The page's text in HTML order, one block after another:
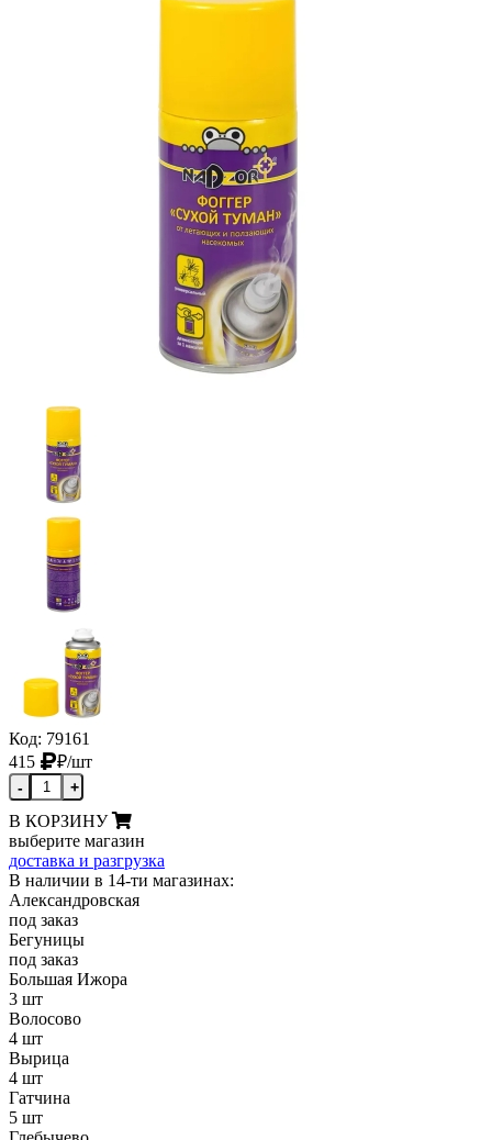
Код: 79161
415
₽/шт
- +
В КОРЗИНУ
выберите магазин
доставка и разгрузка
В наличии в 14-ти магазинах:
Александровская
под заказ
Бегуницы
под заказ
Большая Ижора
3 шт
Волосово
4 шт
Вырица
4 шт
Гатчина
5 шт